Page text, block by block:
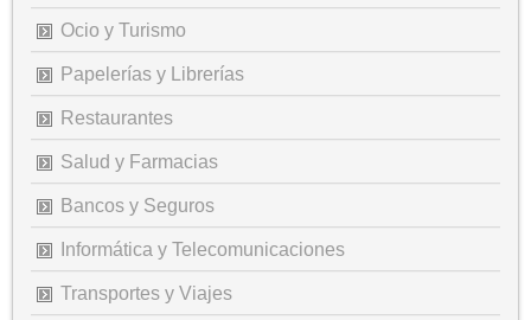
Ocio y Turismo
Papelerías y Librerías
Restaurantes
Salud y Farmacias
Bancos y Seguros
Informática y Telecomunicaciones
Transportes y Viajes